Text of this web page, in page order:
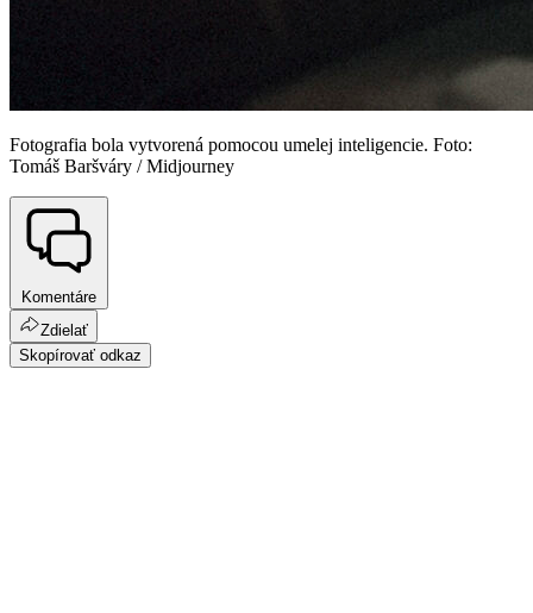
Fotografia bola vytvorená pomocou umelej inteligencie. Foto:
Tomáš Baršváry / Midjourney
Komentáre
Zdielať
Skopírovať odkaz